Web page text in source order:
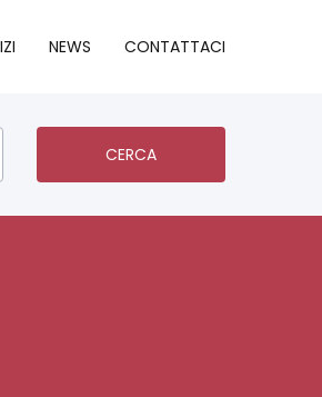
NEWS CONTATTACI
CERCA